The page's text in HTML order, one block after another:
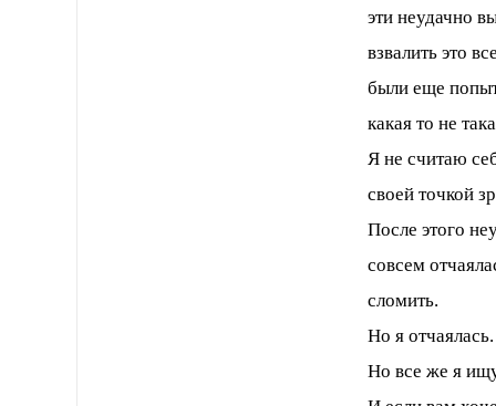
эти неудачно
взвалить это
были еще
какая то не
Я не считаю
своей точкой
После этого
совсем
сломить.
Но я отчаялась.
Но все же я